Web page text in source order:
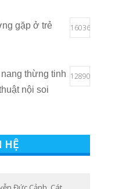
gặp ở trẻ
16036
thừng tinh
nội soi
12890
tế Sản
lý trẻ em và
HỆ